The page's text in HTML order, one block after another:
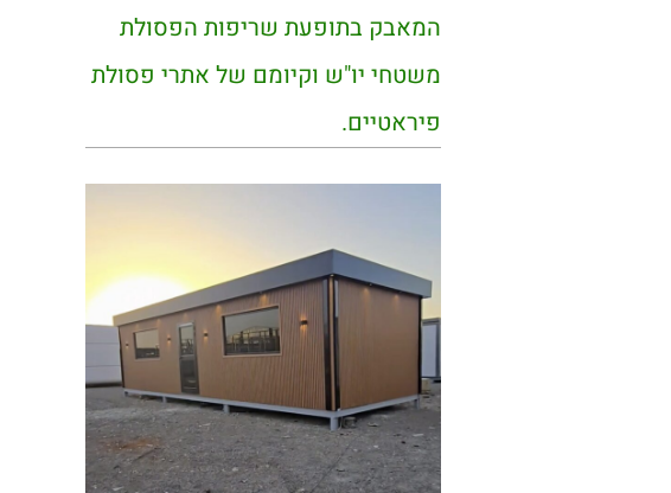
המאבק בתופעת שריפות הפסולת
משטחי יו"ש וקיומם של אתרי פסולת
פיראטיים.